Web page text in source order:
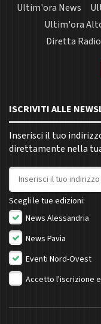
Ultim'ora News
Ultim'ora
Diretta Radio
ISCRIVITI ALLE
Inserisci il tuo
direttamente nella
Indirizzo email
Scegli le tue edizioni:
News Alessandria
News Pavia
Eventi Nord-Ovest
Accetto l'iscrizione